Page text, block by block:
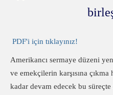
PDF'i için tıklayınız!
Amerikancı sermaye düzeni
ve emekçilerin karşısına çıkma
kadar devam edecek bu